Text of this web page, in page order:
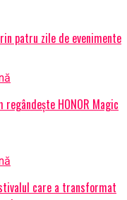
patru zile de evenimente
HONOR Magic
care a transformat